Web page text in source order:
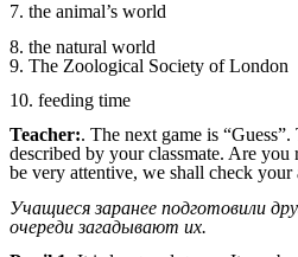
7. the animal’s world
8. the natural world
9. The Zoological Society of London
10. feeding time
Teacher:. The next game is
described by your classmate. Are you
be very attentive, we shall check your
Учащиеся заранее подготовили
очереди загадывают их.